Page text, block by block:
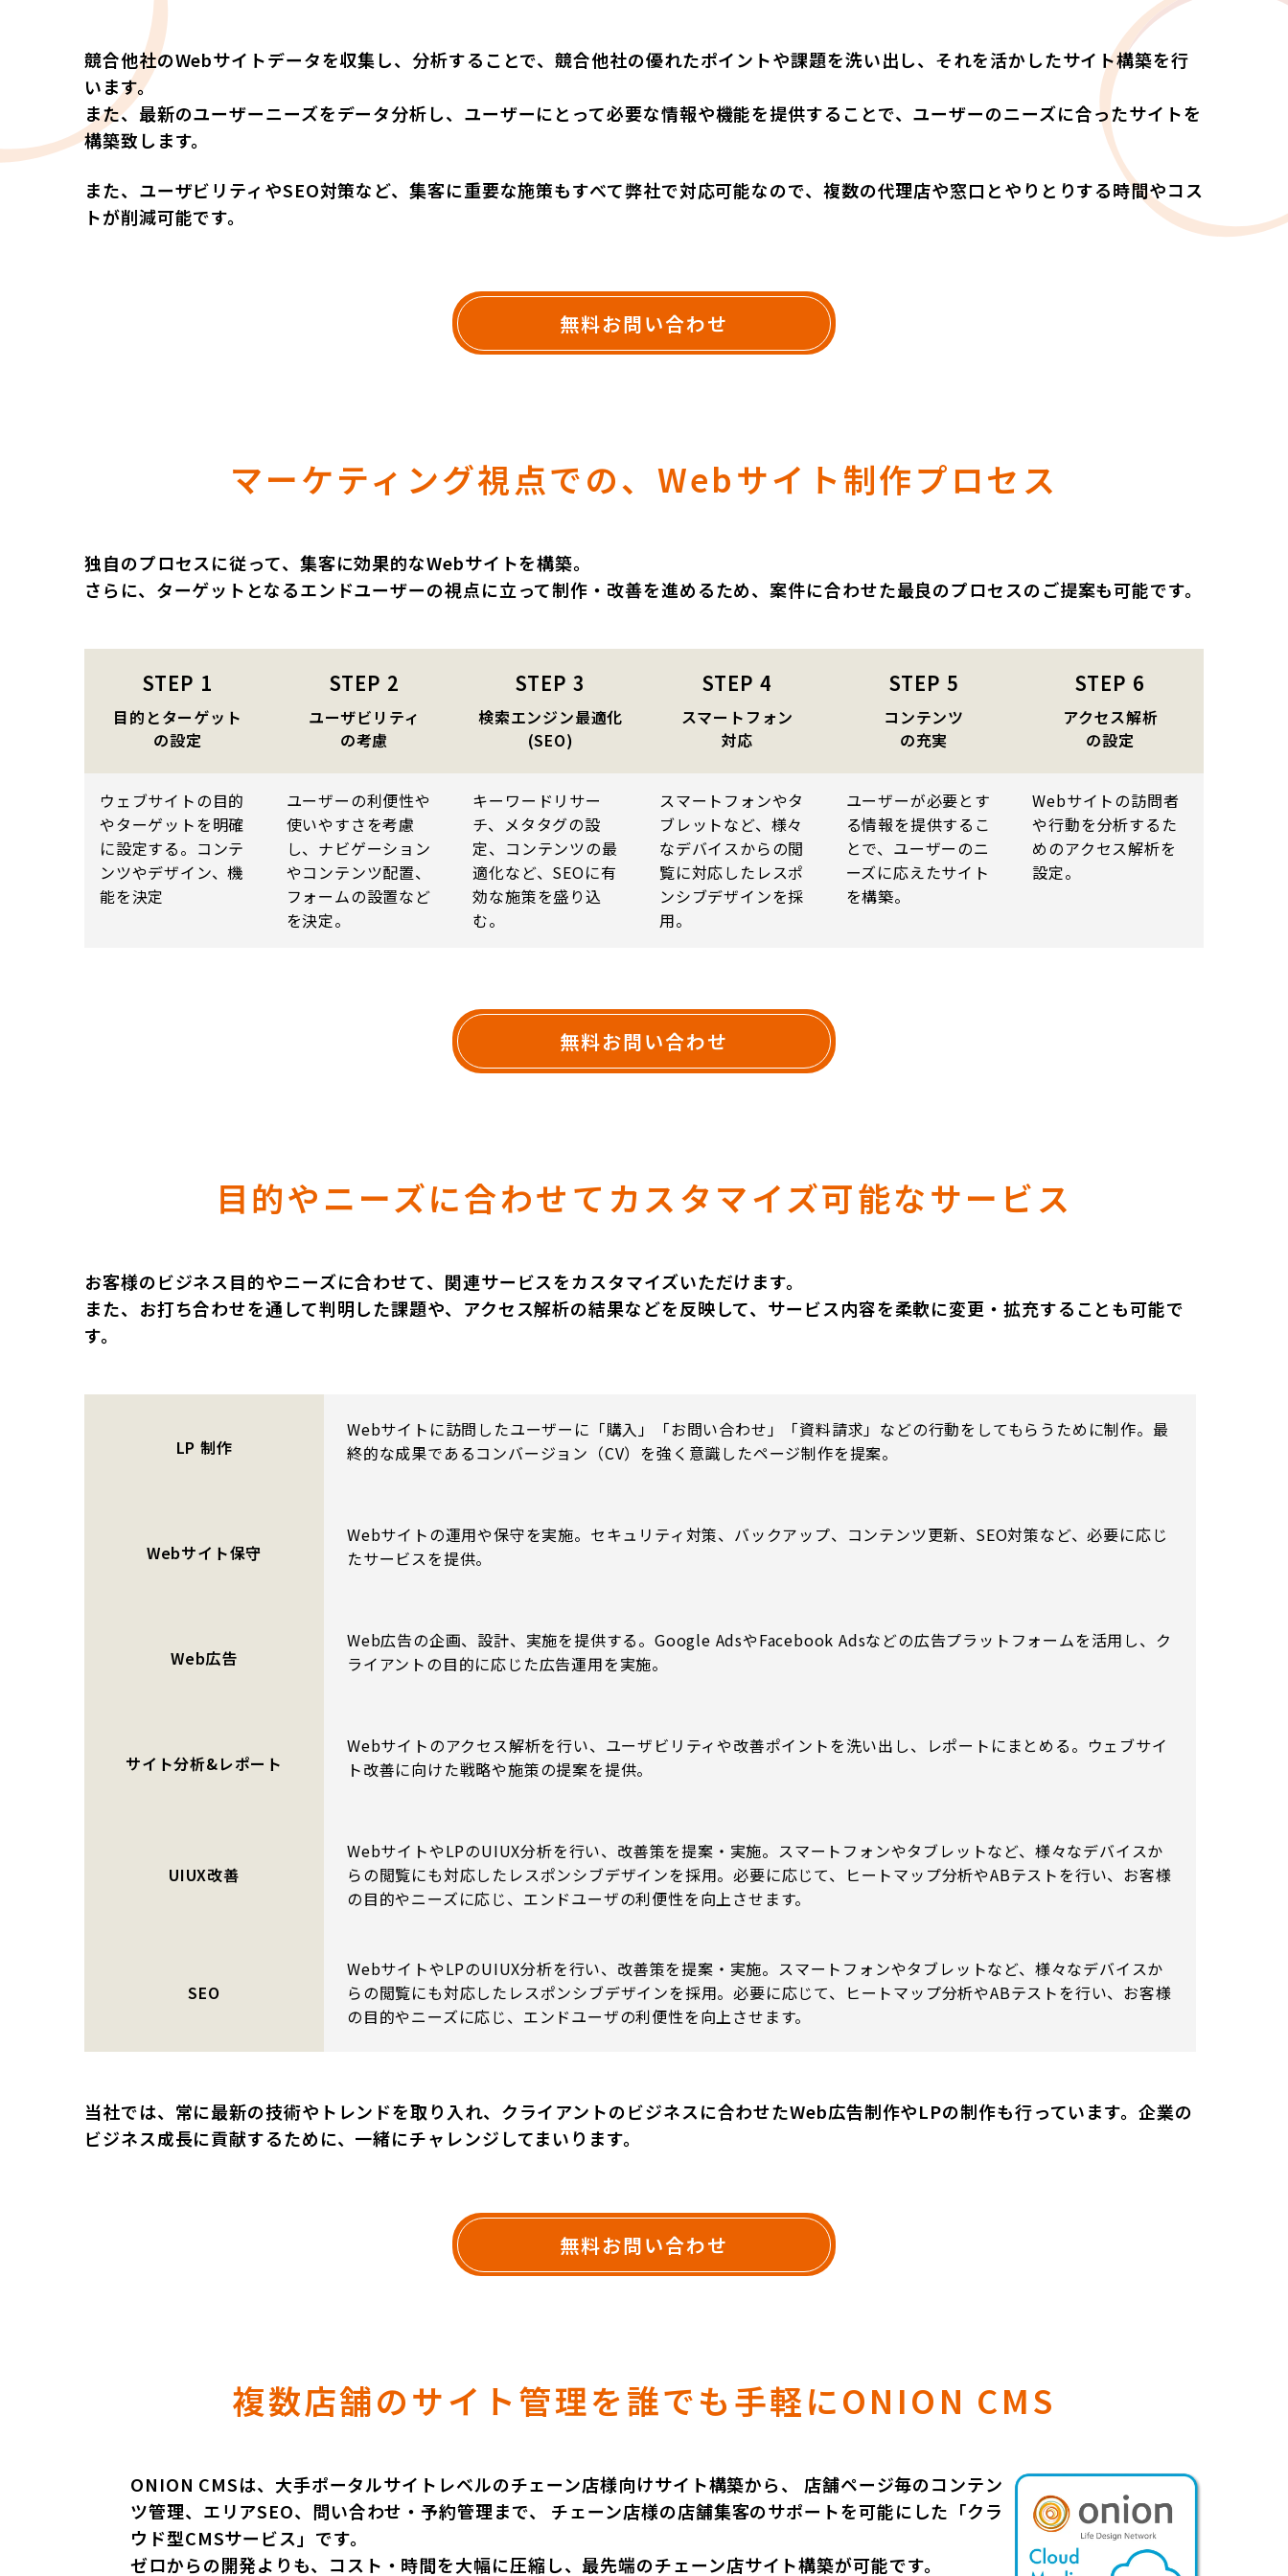
競合他社のWebサイトデータを収集し、分析することで、競合他社の優れたポイントや課題を洗い出し、それを活かしたサイト構築を行
います。
また、最新のユーザーニーズをデータ分析し、ユーザーにとって必要な情報や機能を提供することで、ユーザーのニーズに合ったサイトを
構築致します。
また、ユーザビリティやSEO対策など、集客に重要な施策もすべて弊社で対応可能なので、複数の代理店や窓口とやりとりする時間やコス
トが削減可能です。
無料お問い合わせ
マーケティング視点での、 Webサイト制作プロセス
独自のプロセスに従って、集客に効果的なWebサイトを構築。
さらに、ターゲットとなるエンドユーザーの視点に立って制作・改善を進めるため、案件に合わせた最良のプロセスのご提案も可能です。
STEP 1
目的とターゲット
の設定
ウェブサイトの目的
やターゲットを明確
に設定する。コンテ
ンツやデザイン、機
能を決定
STEP 2
ユーザビリティ
の考慮
ユーザーの利便性や
使いやすさを考慮
し、ナビゲーション
やコンテンツ配置、
フォームの設置など
を決定。
STEP3
検索エンジン最適化
(SEO)
キーワードリサー
チ、メタタグの設
定、コンテンツの最
適化など、SEOに有
効な施策を盛り込
む。
STEP 4
スマートフォン
対応
スマートフォンやタ
ブレットなど、様々
なデバイスからの閲
覧に対応したレスポ
ンシブデザインを採
用。
STEP 5
コンテンツ
の充実
ユーザーが必要とす
る情報を提供するこ
とで、ユーザーのニ
ーズに応えたサイト
を構築。
STEP 6
アクセス解析
の設定
Webサイトの訪問者
や行動を分析するた
めのアクセス解析を
設定。
無料お問い合わせ
目的やニーズに合わせてカスタマイズ可能なサービス
お客様のビジネス目的やニーズに合わせて、関連サービスをカスタマイズいただけます。
また、お打ち合わせを通して判明した課題や、アクセス解析の結果などを反映して、サービス内容を柔軟に変更・拡充することも可能で
す。
LP 制作
Webサイトに訪問したユーザーに「購入」「お問い合わせ」「資料請求」などの行動をしてもらうために制作。最
終的な成果であるコンバージョン（CV）を強く意識したページ制作を提案。
Webサイト保守
Webサイトの運用や保守を実施。セキュリティ対策、バックアップ、コンテンツ更新、SEO対策など、必要に応じ
たサービスを提供。
Web広告
Web広告の企画、設計、実施を提供する。Google AdsやFacebook Adsなどの広告プラットフォームを活用し、ク
ライアントの目的に応じた広告運用を実施。
サイト分析&レポート
Webサイトのアクセス解析を行い、ユーザビリティや改善ポイントを洗い出し、レポートにまとめる。ウェブサイ
ト改善に向けた戦略や施策の提案を提供。
UIUX改善
WebサイトやLPのUIUX分析を行い、改善策を提案・実施。スマートフォンやタブレットなど、様々なデバイスか
らの閲覧にも対応したレスポンシブデザインを採用。必要に応じて、ヒートマップ分析やABテストを行い、お客様
の目的やニーズに応じ、エンドユーザの利便性を向上させます。
SEO
WebサイトやLPのUIUX分析を行い、改善策を提案・実施。スマートフォンやタブレットなど、様々なデバイスか
らの閲覧にも対応したレスポンシブデザインを採用。必要に応じて、ヒートマップ分析やABテストを行い、お客様
の目的やニーズに応じ、エンドユーザの利便性を向上させます。
当社では、常に最新の技術やトレンドを取り入れ、クライアントのビジネスに合わせたWeb広告制作やLPの制作も行っています。企業の
ビジネス成長に貢献するために、一緒にチャレンジしてまいります。
無料お問い合わせ
複数店舗のサイト管理を誰でも手軽にONION CMS
ONION CMSは、大手ポータルサイトレベルのチェーン店様向けサイト構築から、 店舗ページ毎のコンテン
ツ管理、エリアSEO、問い合わせ・予約管理まで、 チェーン店様の店舗集客のサポートを可能にした「クラ
ウド型CMSサービス」です。
ゼロからの開発よりも、コスト・時間を大幅に圧縮し、最先端のチェーン店サイト構築が可能です。